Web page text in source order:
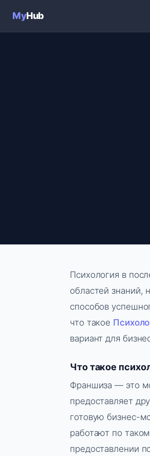
MyHub
Психология в
областей знаний,
способов
что такое
вариант для
Что такое
Франшиза — это
предоставляет
готовую бизнес-
работают по
предоставлении